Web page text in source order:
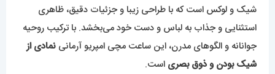
شیک و لوکس است که با طراحی زیبا و جزئیات دقیق، ظاهری
استثنایی و جذاب به لباس و دست خود می‌بخشد. با ترکیب روحیه
جوانانه و الگوهای مدرن، این ساعت مچی امپریو آرمانی نمادی از
شیک بودن و ذوق بصری است.